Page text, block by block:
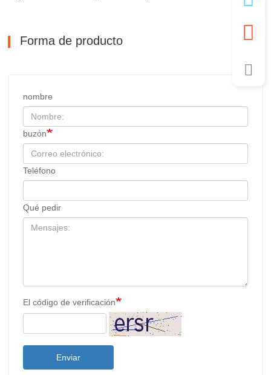
Forma de producto
nombre
buzón
Teléfono
Qué pedir
El código de verificación
Enviar